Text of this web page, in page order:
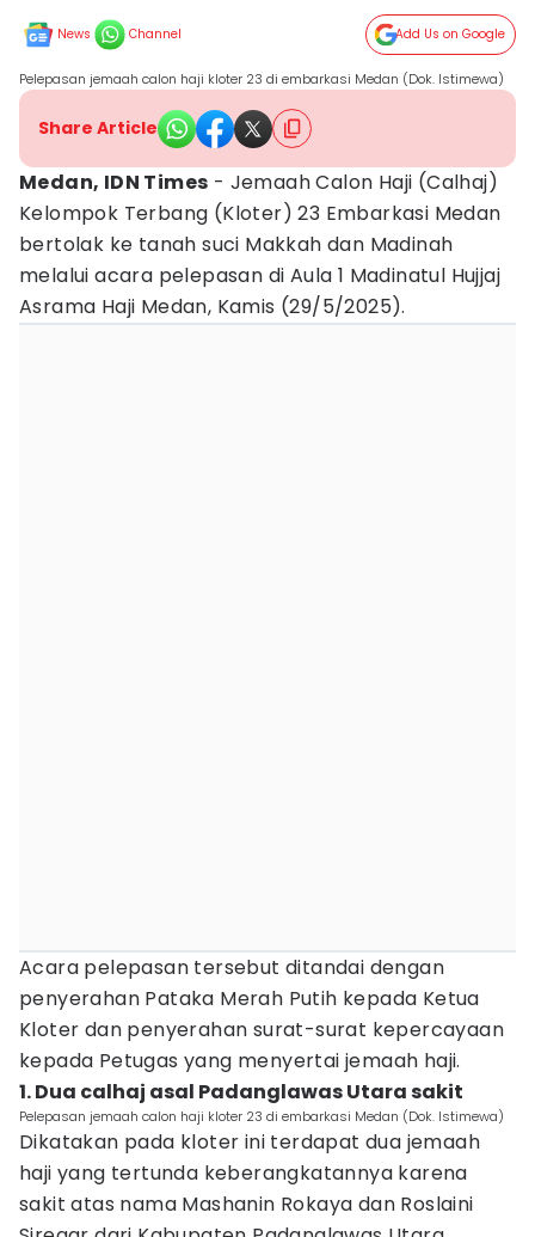
News Channel Add Us on Google
Pelepasan jemaah calon haji kloter 23 di embarkasi Medan (Dok. Istimewa)
Share Article
Medan, IDN Times - Jemaah Calon Haji (Calhaj)
Kelompok Terbang (Kloter) 23 Embarkasi Medan
bertolak ke tanah suci Makkah dan Madinah
melalui acara pelepasan di Aula 1 Madinatul Hujjaj
Asrama Haji Medan, Kamis (29/5/2025).
Acara pelepasan tersebut ditandai dengan
penyerahan Pataka Merah Putih kepada Ketua
Kloter dan penyerahan surat-surat kepercayaan
kepada Petugas yang menyertai jemaah haji.
1. Dua calhaj asal Padanglawas Utara sakit
Pelepasan jemaah calon haji kloter 23 di embarkasi Medan (Dok. Istimewa)
Dikatakan pada kloter ini terdapat dua jemaah
haji yang tertunda keberangkatannya karena
sakit atas nama Mashanin Rokaya dan Roslaini